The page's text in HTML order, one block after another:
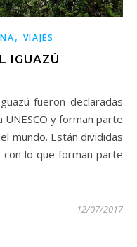
, VIAJES
IGUAZÚ
y forman parte
mundo. Están divididas
lo que forman parte
12/07/2017